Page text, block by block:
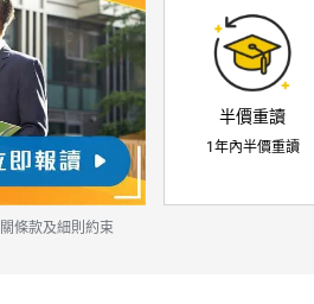
半價重讀
1年內半價重讀
條款及細則約束